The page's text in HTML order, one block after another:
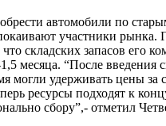
автомобили по
участники рынка.
складских запасов его
месяца. “После введения
могли удерживать цены за
ресурсы подходят к
сбору”,- отметил